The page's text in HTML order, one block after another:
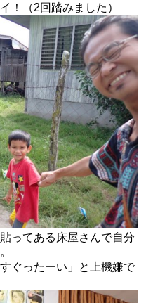
！（2回踏みました）
ってある床屋さんで自分
ぐったーい」と上機嫌で